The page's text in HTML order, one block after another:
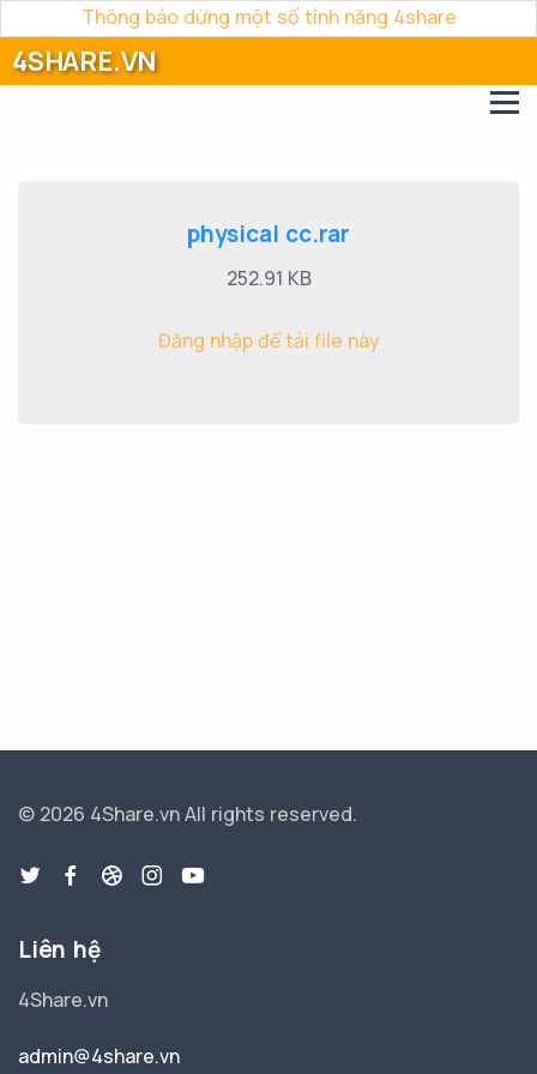
Thông báo dừng một số tính năng 4share
4SHARE.VN
physical cc.rar
252.91 KB
Đăng nhập để tải file này
© 2026 4Share.vnAll rights reserved.
Liên hệ
4Share.vn
admin@4share.vn